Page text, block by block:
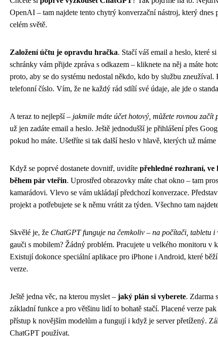
OpenAI – tam najdete tento chytrý konverzační nástroj, který
celém světě.
Založení účtu je opravdu hračka. Stačí váš email a heslo, které
schránky vám přijde zpráva s odkazem – kliknete na něj a máte
proto, aby se do systému nedostal někdo, kdo by službu zneužíval.
telefonní číslo. Vím, že ne každý rád sdílí své údaje, ale jde o
A teraz to nejlepší – jakmile máte účet hotový, můžete rovnou začít
už jen zadáte email a heslo. Ještě jednodušší je přihlášení přes
pokud ho máte. Ušetříte si tak další heslo v hlavě, kterých už
Když se poprvé dostanete dovnitř, uvidíte přehledné rozhraní, ve
během pár vteřin. Uprostřed obrazovky máte chat okno – tam
kamarádovi. Vlevo se vám ukládají předchozí konverzace.
projekt a potřebujete se k němu vrátit za týden. Všechno tam
Skvělé je, že ChatGPT funguje na čemkoliv – na počítači, tabletu i
gauči s mobilem? Žádný problém. Pracujete u velkého monitoru v
Existují dokonce speciální aplikace pro iPhone i Android, které
verze.
Ještě jedna věc, na kterou myslet – jaký plán si vyberete. Zdarma
základní funkce a pro většinu lidí to bohatě stačí. Placené verze
přístup k novějším modelům a fungují i když je server přetížený.
ChatGPT používat.